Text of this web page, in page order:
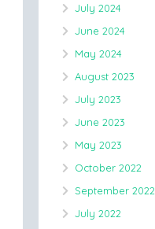
July 2024
June 2024
May 2024
August 2023
July 2023
June 2023
May 2023
October 2022
September 2022
July 2022